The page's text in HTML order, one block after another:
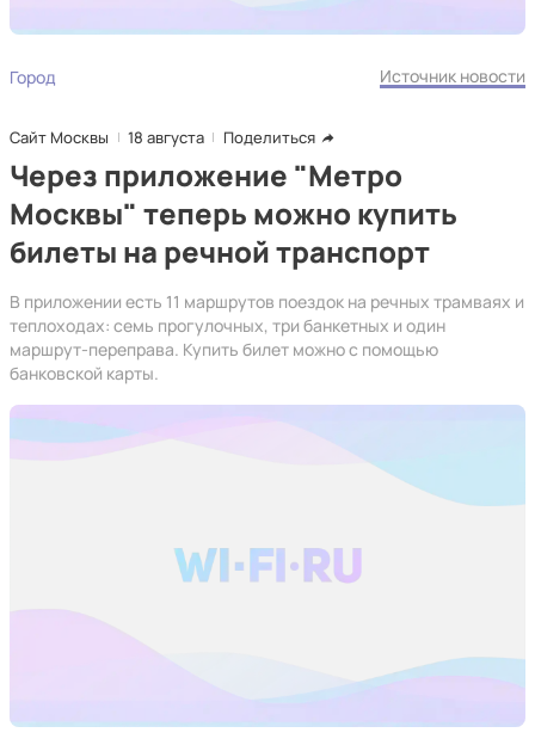
Город Источник новости
Сайт Москвы 18 августа Поделиться
Через приложение "Метро
Москвы" теперь можно купить
билеты на речной транспорт
В приложении есть 11 маршрутов поездок на речных трамваях и
теплоходах: семь прогулочных, три банкетных и один
маршрут-переправа. Купить билет можно с помощью
банковской карты.